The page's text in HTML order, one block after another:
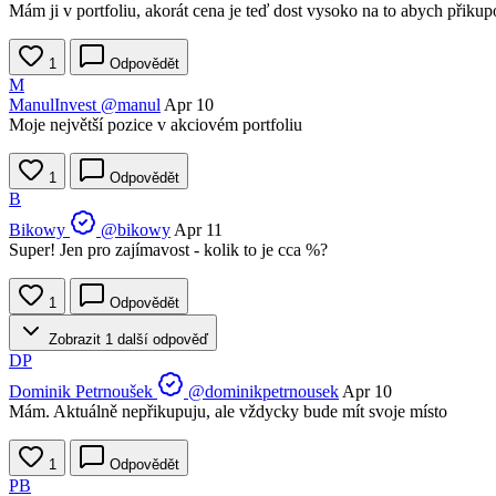
Mám ji v portfoliu, akorát cena je teď dost vysoko na to abych
1 Odpovědět
M
ManulInvest @manul Apr 10
Moje největší pozice v akciovém portfoliu
1 Odpovědět
B
Bikowy
@bikowy Apr 11
Super! Jen pro zajímavost - kolik to je cca %?
1 Odpovědět
Zobrazit 1 další odpověď
DP
Dominik Petrnoušek
@dominikpetrnousek Apr 10
Mám. Aktuálně nepřikupuju, ale vždycky bude mít svoje místo
1 Odpovědět
PB